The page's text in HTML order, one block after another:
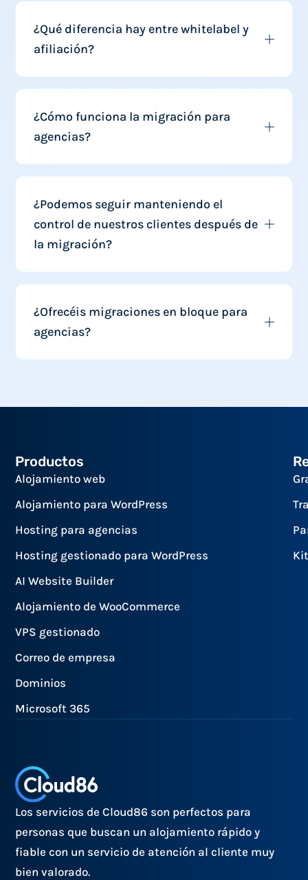
¿Qué diferencia hay entre whitelabel y
afiliación?
¿Cómo funciona la migración para
agencias?
¿Podemos seguir manteniendo el
control de nuestros clientes después de
la migración?
¿Ofrecéis migraciones en bloque para
agencias?
Productos
Alojamiento web
Alojamiento para WordPress
Hosting para agencias
Hosting gestionado para WordPress
AI Website Builder
Alojamiento de WooCommerce
VPS gestionado
Correo de empresa
Dominios
Microsoft 365
Los servicios de Cloud86 son perfectos para
personas que buscan un alojamiento rápido y
fiable con un servicio de atención al cliente muy
bien valorado.